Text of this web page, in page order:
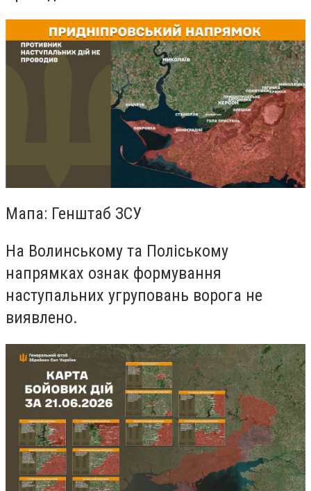
Мапа: Генштаб ЗСУ
На Волинському та Поліському
напрямках ознак формування
наступальних угруповань ворога не
виявлено.